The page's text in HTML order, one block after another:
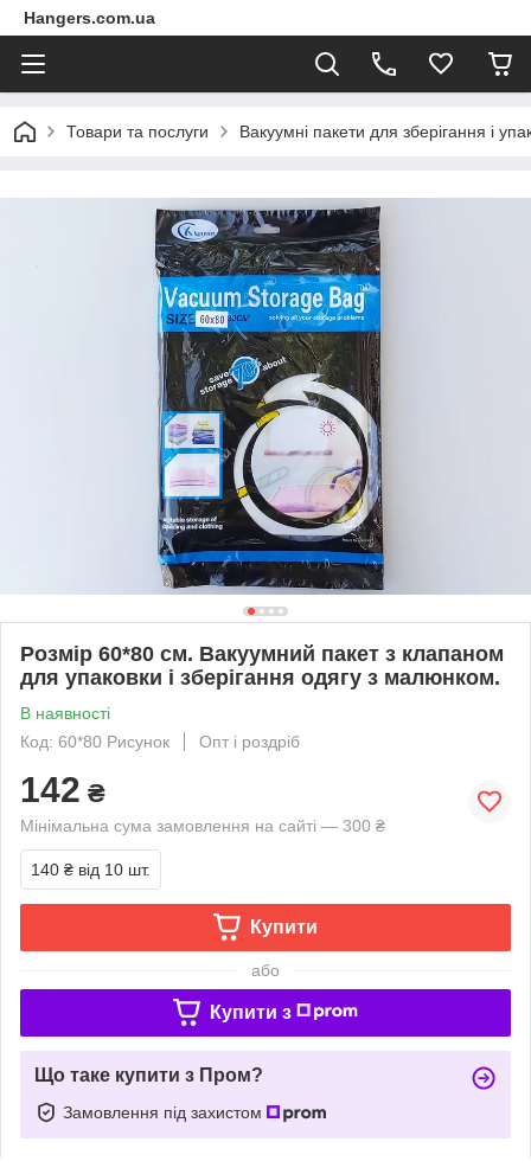
Hangers.com.ua
Товари та послуги Вакуумні пакети для зберігання і
Розмір 60*80 см. Вакуумний пакет з клапаном
для упаковки і зберігання одягу з малюнком.
В наявності
Код: 60*80 Рисунок
Опт і роздріб
142 ₴
Мінімальна сума замовлення на сайті — 300 ₴
140 ₴ від 10 шт.
Купити
або
Купити з
Що таке купити з Пром?
Замовлення під захистом